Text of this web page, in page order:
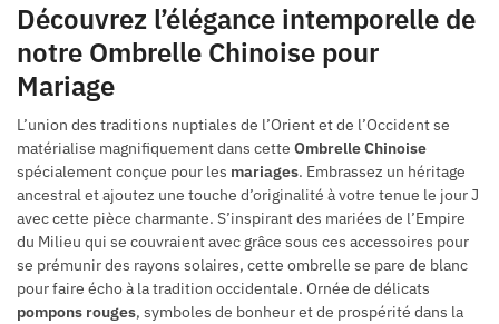
Découvrez l’élégance intemporelle de
notre Ombrelle Chinoise pour
Mariage
L’union des traditions nuptiales de l’Orient et de l’Occident se
matérialise magnifiquement dans cette Ombrelle Chinoise
spécialement conçue pour les mariages. Embrassez un héritage
ancestral et ajoutez une touche d’originalité à votre tenue le jour J
avec cette pièce charmante. S’inspirant des mariées de l’Empire
du Milieu qui se couvraient avec grâce sous ces accessoires pour
se prémunir des rayons solaires, cette ombrelle se pare de blanc
pour faire écho à la tradition occidentale. Ornée de délicats
pompons rouges, symboles de bonheur et de prospérité dans la